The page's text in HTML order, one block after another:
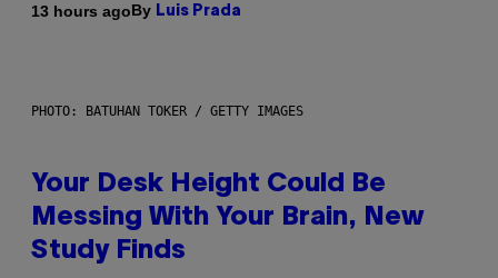
13 hours agoBy Luis Prada
PHOTO: BATUHAN TOKER / GETTY IMAGES
Your Desk Height Could Be
Messing With Your Brain, New
Study Finds